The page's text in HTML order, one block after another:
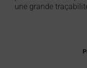
une grande